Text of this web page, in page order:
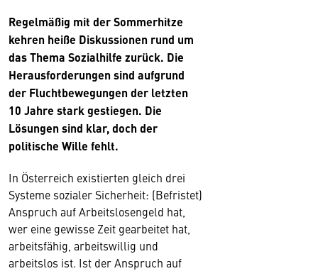
Regelmäßig mit der Sommerhitze
kehren heiße Diskussionen rund um
das Thema Sozialhilfe zurück. Die
Herausforderungen sind aufgrund
der Fluchtbewegungen der letzten
10 Jahre stark gestiegen. Die
Lösungen sind klar, doch der
politische Wille fehlt.
In Österreich existierten gleich drei
Systeme sozialer Sicherheit: (Befristet)
Anspruch auf Arbeitslosengeld hat,
wer eine gewisse Zeit gearbeitet hat,
arbeitsfähig, arbeitswillig und
arbeitslos ist. Ist der Anspruch auf